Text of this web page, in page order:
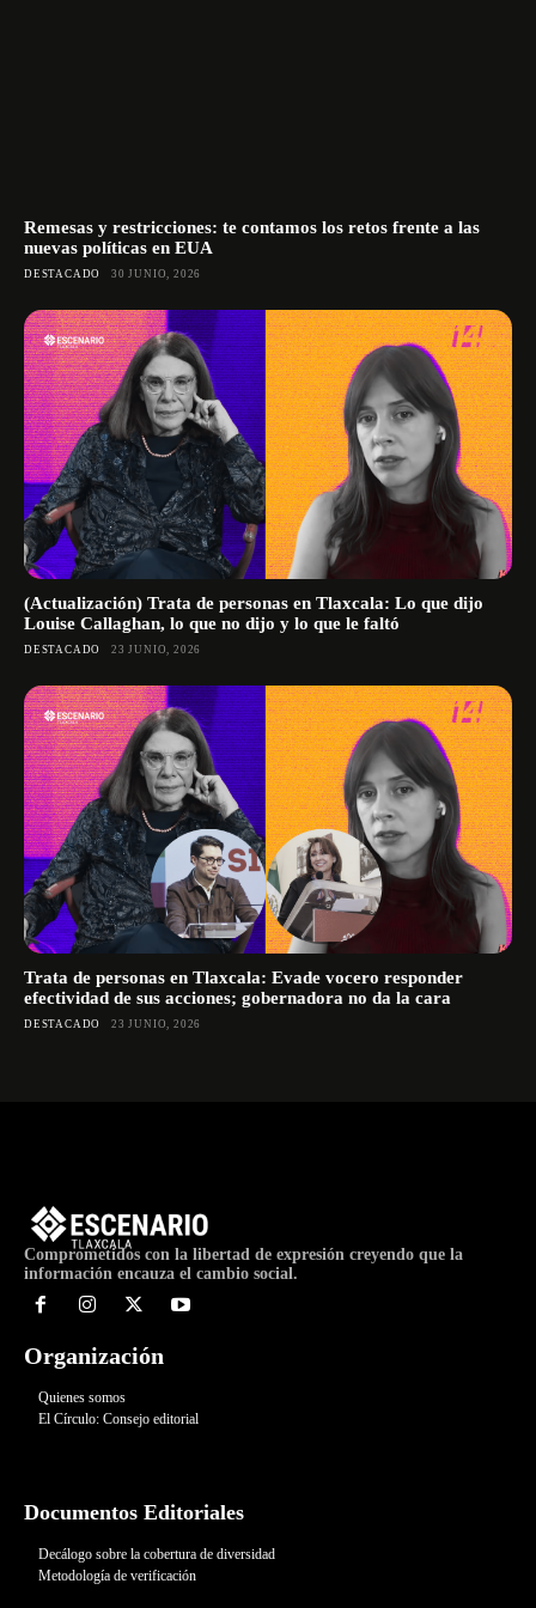
Remesas y restricciones: te contamos los retos frente a las
nuevas políticas en EUA
DESTACADO 30 JUNIO, 2026
(Actualización) Trata de personas en Tlaxcala: Lo que dijo
Louise Callaghan, lo que no dijo y lo que le faltó
DESTACADO 23 JUNIO, 2026
Trata de personas en Tlaxcala: Evade vocero responder
efectividad de sus acciones; gobernadora no da la cara
DESTACADO 23 JUNIO, 2026
Comprometidos con la libertad de expresión creyendo que la
información encauza el cambio social.
Organización
Quienes somos
El Círculo: Consejo editorial
Documentos Editoriales
Decálogo sobre la cobertura de diversidad
Metodología de verificación